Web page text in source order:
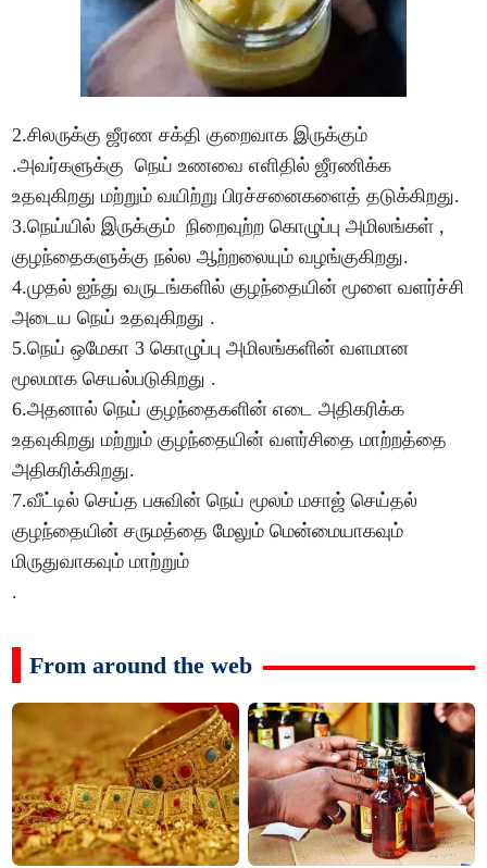
2.சிலருக்கு ஜீரண சக்தி குறைவாக இருக்கும்
.அவர்களுக்கு நெய் உணவை எளிதில் ஜீரணிக்க
உதவுகிறது மற்றும் வயிற்று பிரச்சனைகளைத் தடுக்கிறது.
3.நெய்யில் இருக்கும் நிறைவுற்ற கொழுப்பு அமிலங்கள் ,
குழந்தைகளுக்கு நல்ல ஆற்றலையும் வழங்குகிறது.
4.முதல் ஐந்து வருடங்களில் குழந்தையின் மூளை வளர்ச்சி
அடைய நெய் உதவுகிறது .
5.நெய் ஒமேகா 3 கொழுப்பு அமிலங்களின் வளமான
மூலமாக செயல்படுகிறது .
6.அதனால் நெய் குழந்தைகளின் எடை அதிகரிக்க
உதவுகிறது மற்றும் குழந்தையின் வளர்சிதை மாற்றத்தை
அதிகரிக்கிறது.
7.வீட்டில் செய்த பசுவின் நெய் மூலம் மசாஜ் செய்தல்
குழந்தையின் சருமத்தை மேலும் மென்மையாகவும்
மிருதுவாகவும் மாற்றும்
.
From around the web